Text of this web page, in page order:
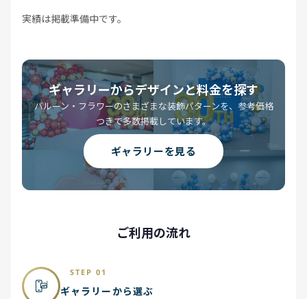
実績は掲載準備中です。
ギャラリーからデザインと料金を探す
バルーン・フラワーのさまざまな装飾パターンを、参考価格
つきで多数掲載しています。
ギャラリーを見る
ご利用の流れ
STEP 01
ギャラリーから選ぶ